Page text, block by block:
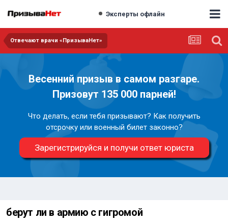
Эксперты офлайн
Отвечают врачи «ПризываНет»
Весенний призыв в самом разгаре.
Призовут 135 000 парней!
Что делать, если тебя призывают? Как получить
отсрочку или военный билет законно?
Зарегистрируйся и получи ответ юриста
берут ли в армию с гигромой